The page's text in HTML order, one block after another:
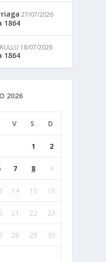
27/07/2026
1864
18/07/2026
1864
2026
V S D
1 2
7 8 9
14 15 16
21 22 23
28 29 30